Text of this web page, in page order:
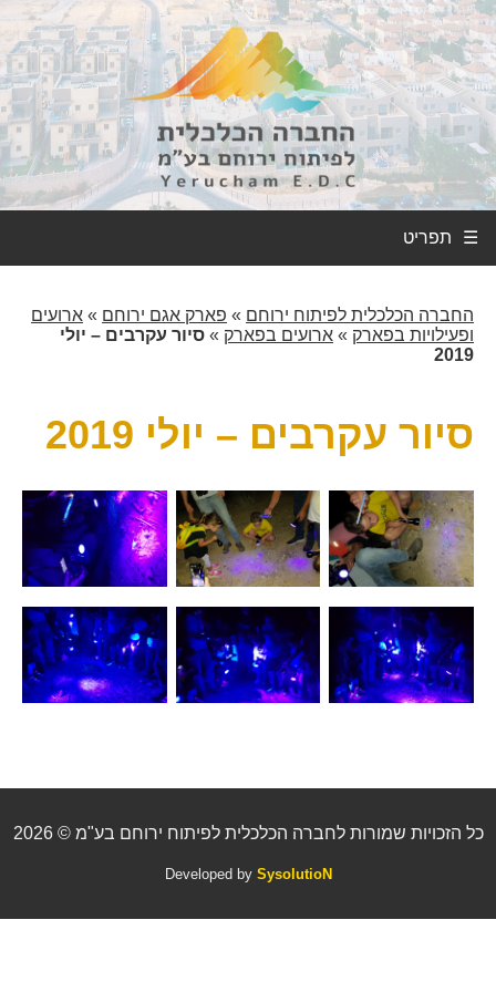
☰
החברה הכלכלית לפיתוח ירוחם » פארק אגם ירוחם » ארועים
ופעילויות בפארק » ארועים בפארק » סיור עקרבים – יולי
2019
סיור עקרבים – יולי 2019
כל הזכויות שמורות לחברה הכלכלית לפיתוח ירוחם בע"מ © 2026
Developed by SysolutioN